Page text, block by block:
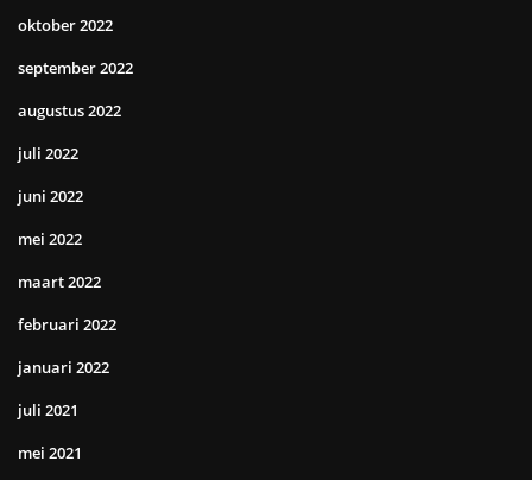
oktober 2022
september 2022
augustus 2022
juli 2022
juni 2022
mei 2022
maart 2022
februari 2022
januari 2022
juli 2021
mei 2021